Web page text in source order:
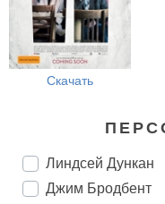
Скачать
Линдсей Дункан
Джим Бродбент